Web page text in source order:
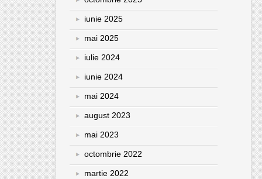
iunie 2025
mai 2025
iulie 2024
iunie 2024
mai 2024
august 2023
mai 2023
octombrie 2022
martie 2022